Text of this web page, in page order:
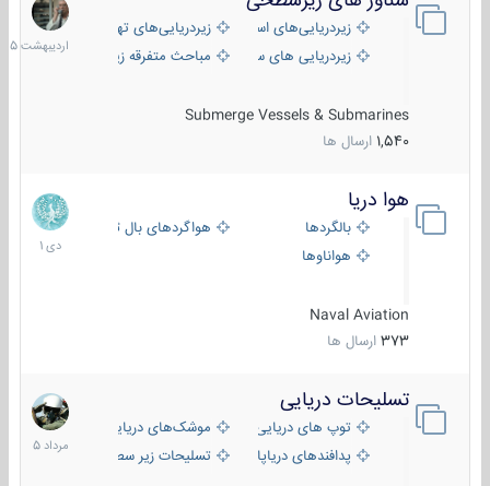
زیردریایی‌های استراتژیکزیردریایی‌های تهاجمی
زیردریایی های سبک
مباحث متفرقه زیرسطحی
Submerge Vessels & Submarines
1,540 ارسال ها
1405
هوا دریا
بالگردها
هواگردهای بال ثابت
هواناوها
Naval Aviation
373 ارسال ها
12
دی
1401
تسلیحات دریایی
توپ های دریایی
موشک‌های دریایی
پدافندهای دریاپایه
تسلیحات زیر سطحی
2
مرداد
1405